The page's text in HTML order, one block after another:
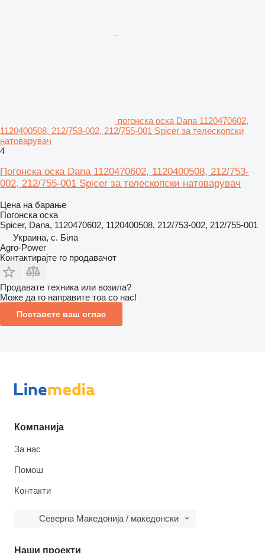
погонска оска Dana 1120470602,
1120400508, 212/753-002, 212/755-001 Spicer за телескопски
натоварувач
4
Погонска оска Dana 1120470602, 1120400508, 212/753-
002, 212/755-001 Spicer за телескопски натоварувач
Цена на барање
Погонска оска
Spicer, Dana, 1120470602, 1120400508, 212/753-002, 212/755-001
Украина, с. Біла
Agro-Power
Контактирајте го продавачот
Продавате техника или возила?
Може да го направите тоа со нас!
Поставете ваш оглас
Компанија
За нас
Помош
Контакти
Северна Македонија / македонски
Наши проекти